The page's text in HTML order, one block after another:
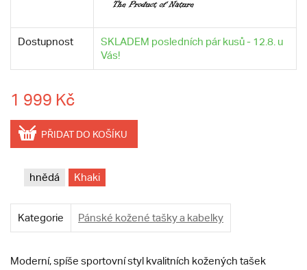
Dostupnost
SKLADEM posledních pár kusů - 12.8. u
Vás!
1 999 Kč
PŘIDAT DO KOŠÍKU
hnědá Khaki
Kategorie Pánské kožené tašky a kabelky
Moderní, spíše sportovní styl kvalitních kožených tašek